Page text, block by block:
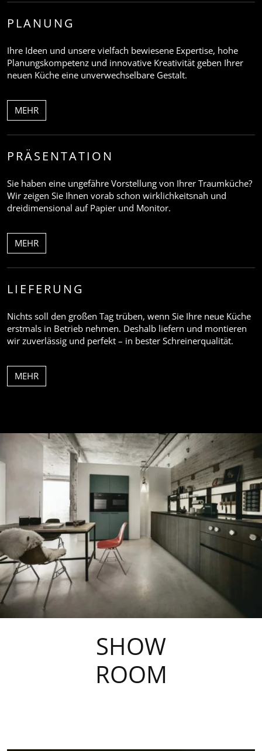
PLANUNG
Ihre Ideen und unsere vielfach bewiesene Expertise, hohe
Planungskompetenz und innovative Kreativität geben Ihrer
neuen Küche eine unverwechselbare Gestalt.
MEHR
PRÄSENTATION
Sie haben eine ungefähre Vorstellung von Ihrer Traumküche?
Wir zeigen Sie Ihnen vorab schon wirklichkeitsnah und
dreidimensional auf Papier und Monitor.
MEHR
LIEFERUNG
Nichts soll den großen Tag trüben, wenn Sie Ihre neue Küche
erstmals in Betrieb nehmen. Deshalb liefern und montieren
wir zuverlässig und perfekt – in bester Schreinerqualität.
MEHR
SHOW
ROOM